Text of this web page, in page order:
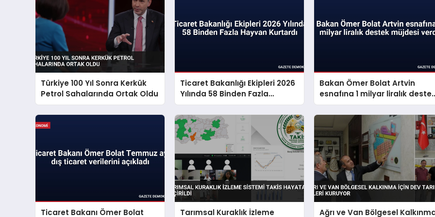
Türkiye 100 Yıl Sonra Kerkük
Petrol Sahalarında Ortak Oldu
Ticaret Bakanlığı Ekipleri 2026
Yılında 58 Binden Fazla
Hayvan Kurtardı
Bakan Ömer Bolat Artvin
esnafına 1 milyar liralık
müjdesi verdi
Ticaret Bakanı Ömer Bolat Tarımsal Kuraklık İzleme Ağrı ve Van Bölgesel